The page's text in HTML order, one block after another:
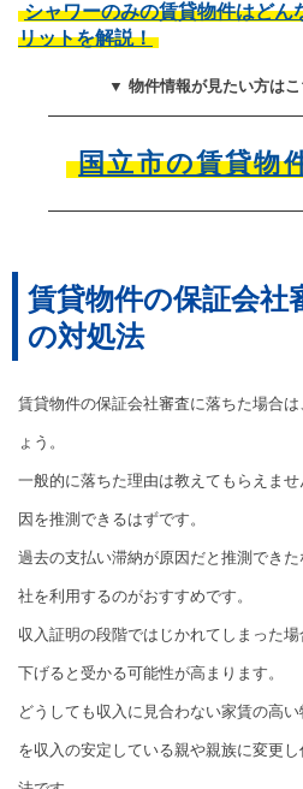
シャワーのみの賃貸物件はどん
リットを解説！
▼ 物件情報が見たい方は
国立市の賃貸物
賃貸物件の保証会社
の対処法
賃貸物件の保証会社審査に落ちた場合
ょう。
一般的に落ちた理由は教えてもらえま
因を推測できるはずです。
過去の支払い滞納が原因だと推測でき
社を利用するのがおすすめです。
収入証明の段階ではじかれてしまった
下げると受かる可能性が高まります。
どうしても収入に見合わない家賃の高
を収入の安定している親や親族に変更